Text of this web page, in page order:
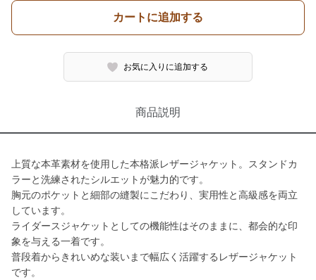
カートに追加する
お気に入りに追加する
商品説明
上質な本革素材を使用した本格派レザージャケット。スタンドカ
ラーと洗練されたシルエットが魅力的です。
胸元のポケットと細部の縫製にこだわり、実用性と高級感を両立
しています。
ライダースジャケットとしての機能性はそのままに、都会的な印
象を与える一着です。
普段着からきれいめな装いまで幅広く活躍するレザージャケット
です。